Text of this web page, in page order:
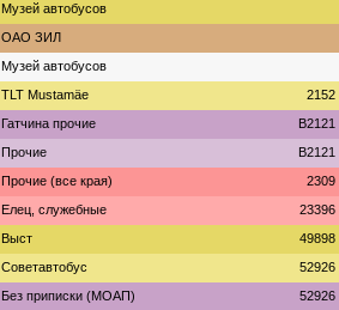
Музей автобусов
ОАО ЗИЛ
Музей автобусов
TLT Mustamäe 2152
Гатчина прочие B2121
Прочие B2121
Прочие (все края) 2309
Елец, служебные 23396
Выст 49898
Советавтобус 52926
Без приписки (МОАП) 52926